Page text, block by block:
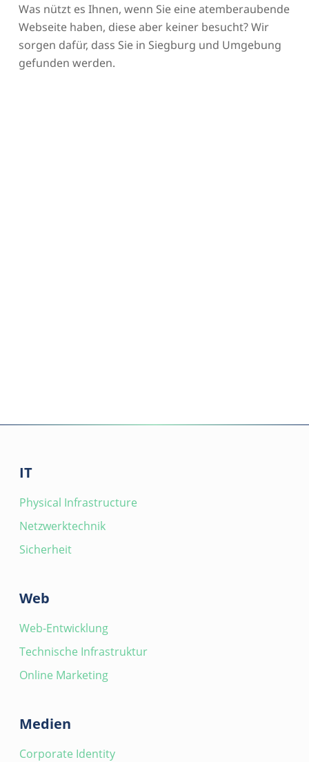
Was nützt es Ihnen, wenn Sie eine atemberaubende
Webseite haben, diese aber keiner besucht? Wir
sorgen dafür, dass Sie in Siegburg und Umgebung
gefunden werden.
IT
Physical Infrastructure
Netzwerktechnik
Sicherheit
Web
Web-Entwicklung
Technische Infrastruktur
Online Marketing
Medien
Corporate Identity